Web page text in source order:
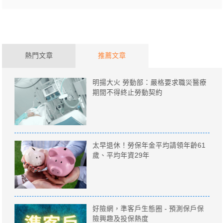
熱門文章 推薦文章
明揚大火 勞動部：嚴格要求職災醫療
期間不得終止勞動契約
太早退休！勞保年金平均請領年齡61
歲、平均年資29年
好險網，準客戶生態圈 - 預測保戶保
險興趣及投保熱度